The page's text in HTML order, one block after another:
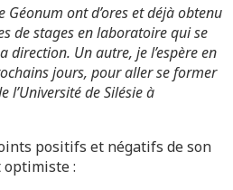
ont d’ores et déjà obtenu
de stages en laboratoire qui se
direction. Un autre, je l’espère en
jours, pour aller se former
l’Université de Silésie à
positifs et négatifs de son
: